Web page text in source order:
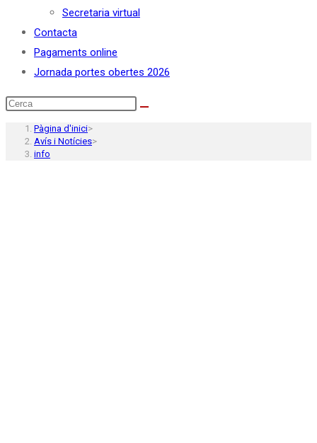
Secretaria virtual
Contacta
Pagaments online
Jornada portes obertes 2026
Pàgina d'inici>
Avís i Notícies>
info